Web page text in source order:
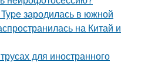
зародилась в южной
на Китай и
для иностранного